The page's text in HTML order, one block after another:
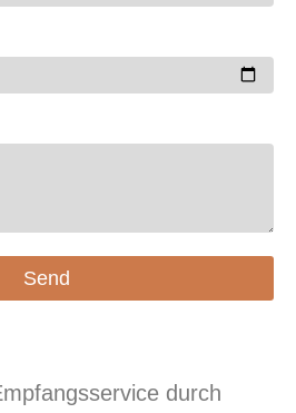
Send
durch